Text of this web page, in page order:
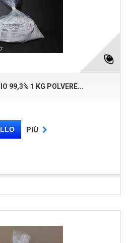
99,3% 1 KG POLVERE...
PIÙ